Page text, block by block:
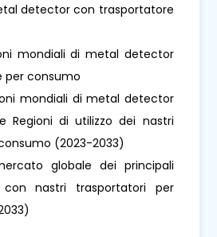
detector con trasportatore
mondiali di metal detector
per consumo
mondiali di metal detector
Regioni di utilizzo dei nastri
(2023-2033)
globale dei principali
nastri trasportatori per